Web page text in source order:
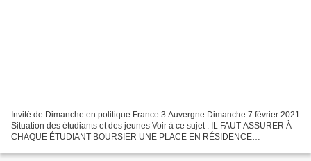
Invité de Dimanche en politique France 3 Auvergne Dimanche 7 février 2021
Situation des étudiants et des jeunes Voir à ce sujet : IL FAUT ASSURER À
CHAQUE ÉTUDIANT BOURSIER UNE PLACE EN RÉSIDENCE